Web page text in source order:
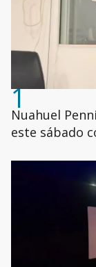
1
Nuahuel
este sábado